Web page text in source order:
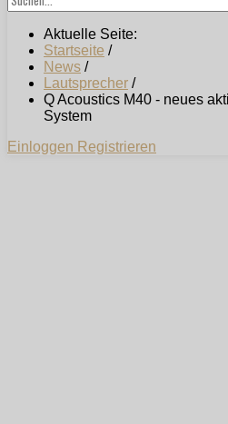
Aktuelle Seite:
Startseite /
News /
Lautsprecher /
Q Acoustics M40 - neues
System
Einloggen Registrieren